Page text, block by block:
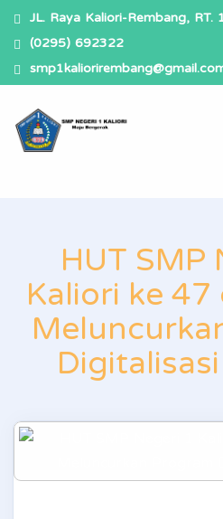
JL. Raya Kaliori-Rembang, RT.
(0295) 692322
HUT SMP
Kaliori ke 47